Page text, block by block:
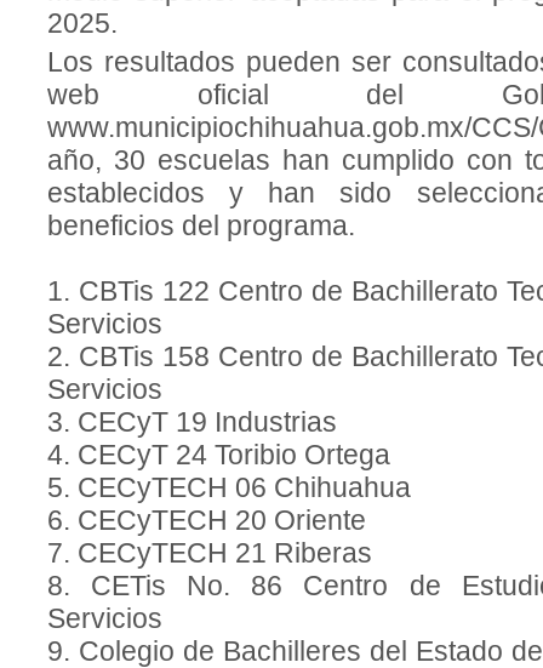
2025.
Los resultados pueden ser
web oficial del
www.municipiochihuahua.gob.mx/
año, 30 escuelas han cumplido con
establecidos y han sido
beneficios del programa.
1. CBTis 122 Centro de Bachillerato
Servicios
2. CBTis 158 Centro de Bachillerato
Servicios
3. CECyT 19 Industrias
4. CECyT 24 Toribio Ortega
5. CECyTECH 06 Chihuahua
6. CECyTECH 20 Oriente
7. CECyTECH 21 Riberas
8. CETis No. 86 Centro de
Servicios
9. Colegio de Bachilleres del Estado